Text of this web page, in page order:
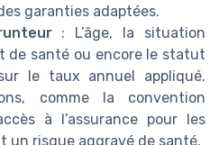
garanties adaptées.
: L’âge, la situation
de santé ou encore le statut
le taux annuel appliqué.
comme la convention
à l’assurance pour les
un risque aggravé de santé.